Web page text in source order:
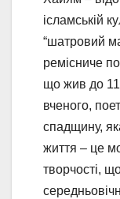
ісламській
“шатровий
ремісниче
що жив до
вченого,
спадщину,
життя – це
творчості,